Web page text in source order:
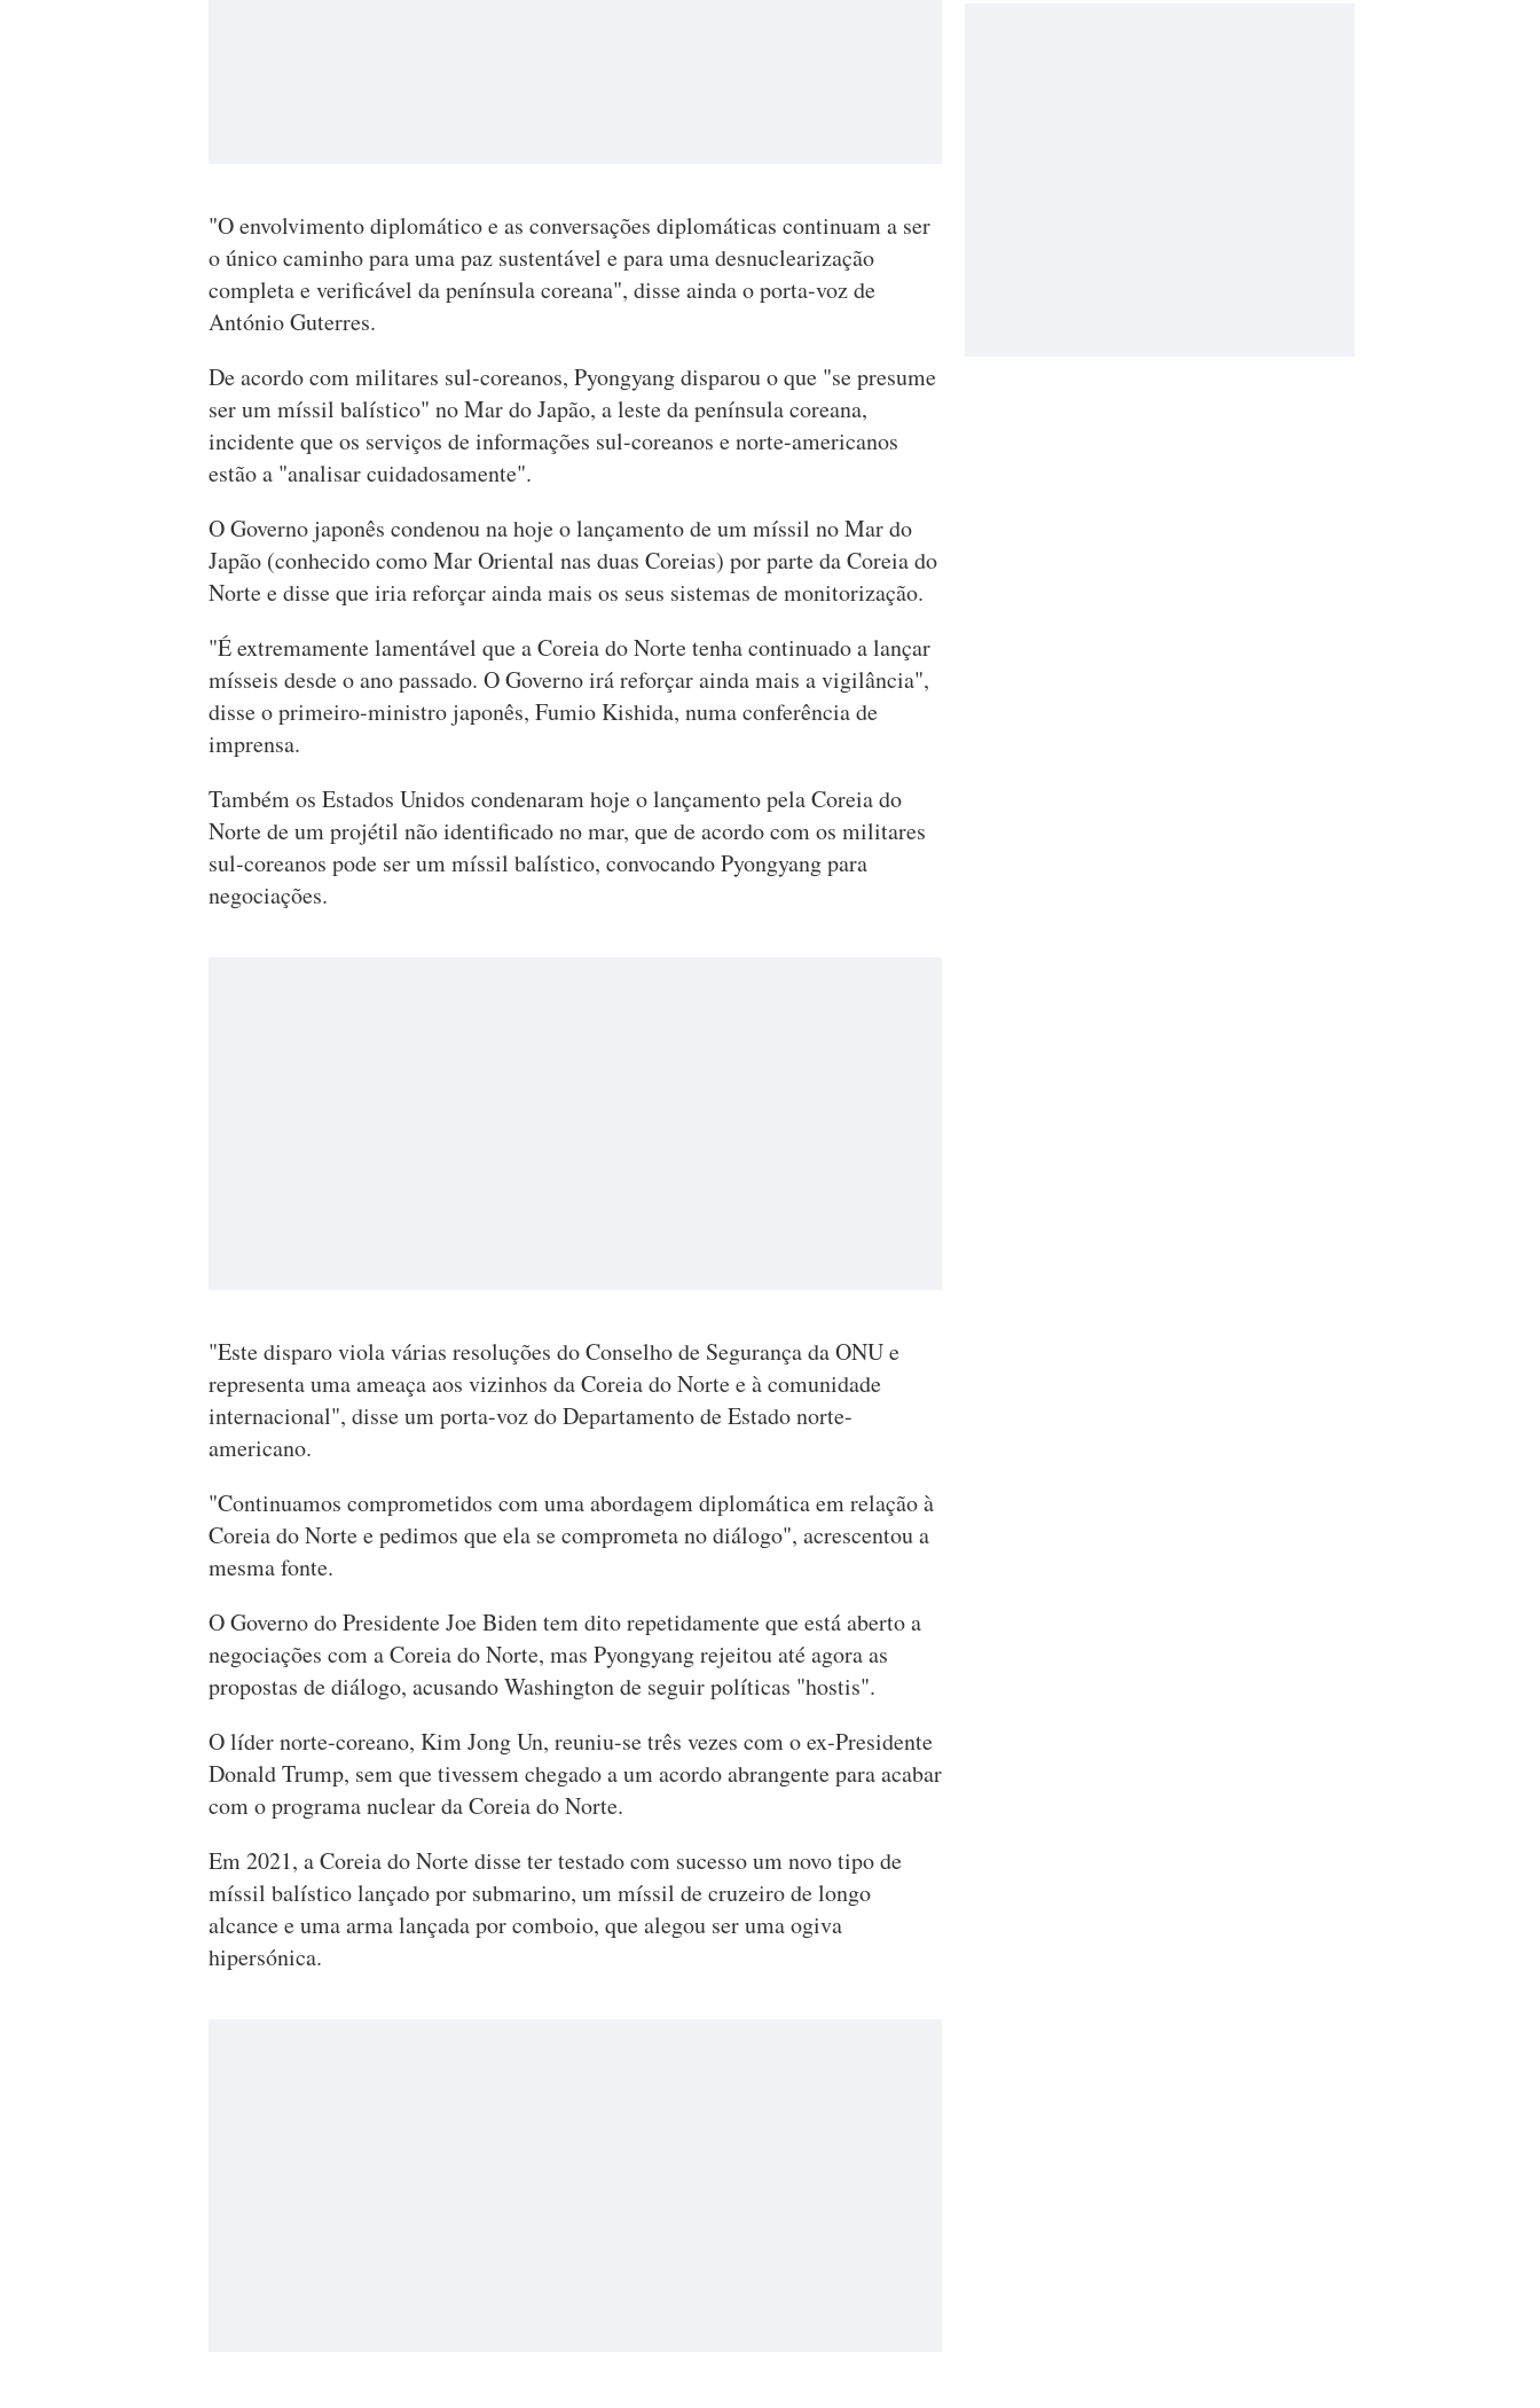
"O envolvimento diplomático e as conversações diplomáticas continuam a ser
o único caminho para uma paz sustentável e para uma desnuclearização
completa e verificável da península coreana", disse ainda o porta-voz de
António Guterres.
De acordo com militares sul-coreanos, Pyongyang disparou o que "se presume
ser um míssil balístico" no Mar do Japão, a leste da península coreana,
incidente que os serviços de informações sul-coreanos e norte-americanos
estão a "analisar cuidadosamente".
O Governo japonês condenou na hoje o lançamento de um míssil no Mar do
Japão (conhecido como Mar Oriental nas duas Coreias) por parte da Coreia do
Norte e disse que iria reforçar ainda mais os seus sistemas de monitorização.
"É extremamente lamentável que a Coreia do Norte tenha continuado a lançar
mísseis desde o ano passado. O Governo irá reforçar ainda mais a vigilância",
disse o primeiro-ministro japonês, Fumio Kishida, numa conferência de
imprensa.
Também os Estados Unidos condenaram hoje o lançamento pela Coreia do
Norte de um projétil não identificado no mar, que de acordo com os militares
sul-coreanos pode ser um míssil balístico, convocando Pyongyang para
negociações.
"Este disparo viola várias resoluções do Conselho de Segurança da ONU e
representa uma ameaça aos vizinhos da Coreia do Norte e à comunidade
internacional", disse um porta-voz do Departamento de Estado norte-
americano.
"Continuamos comprometidos com uma abordagem diplomática em relação à
Coreia do Norte e pedimos que ela se comprometa no diálogo", acrescentou a
mesma fonte.
O Governo do Presidente Joe Biden tem dito repetidamente que está aberto a
negociações com a Coreia do Norte, mas Pyongyang rejeitou até agora as
propostas de diálogo, acusando Washington de seguir políticas "hostis".
O líder norte-coreano, Kim Jong Un, reuniu-se três vezes com o ex-Presidente
Donald Trump, sem que tivessem chegado a um acordo abrangente para acabar
com o programa nuclear da Coreia do Norte.
Em 2021, a Coreia do Norte disse ter testado com sucesso um novo tipo de
míssil balístico lançado por submarino, um míssil de cruzeiro de longo
alcance e uma arma lançada por comboio, que alegou ser uma ogiva
hipersónica.